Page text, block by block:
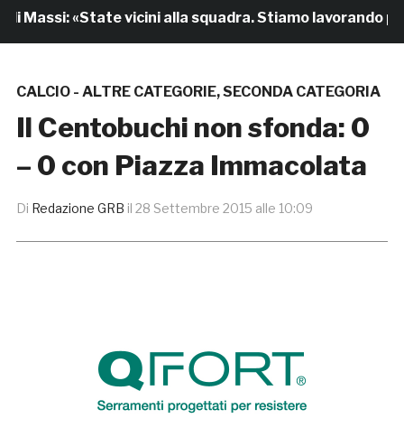
«State vicini alla squadra. Stiamo lavorando per
CALCIO - ALTRE CATEGORIE,SECONDA CATEGORIA
Il Centobuchi non sfonda: 0
– 0 con Piazza Immacolata
Di Redazione GRB il 28 Settembre 2015 alle 10:09